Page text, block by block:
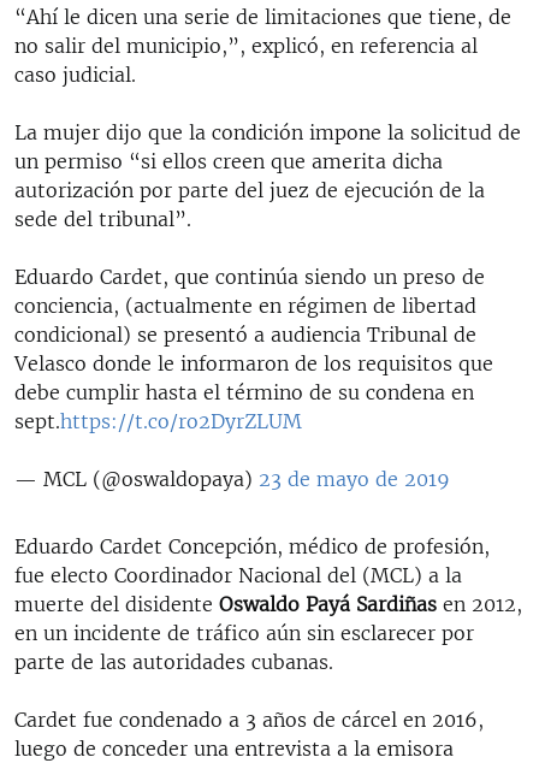
“Ahí le dicen una serie de limitaciones que tiene, de
no salir del municipio,”, explicó, en referencia al
caso judicial.
La mujer dijo que la condición impone la solicitud de
un permiso “si ellos creen que amerita dicha
autorización por parte del juez de ejecución de la
sede del tribunal”.
Eduardo Cardet, que continúa siendo un preso de
conciencia, (actualmente en régimen de libertad
condicional) se presentó a audiencia Tribunal de
Velasco donde le informaron de los requisitos que
debe cumplir hasta el término de su condena en
sept.https://t.co/ro2DyrZLUM
— MCL (@oswaldopaya) 23 de mayo de 2019
Eduardo Cardet Concepción, médico de profesión,
fue electo Coordinador Nacional del (MCL) a la
muerte del disidente Oswaldo Payá Sardiñas en 2012,
en un incidente de tráfico aún sin esclarecer por
parte de las autoridades cubanas.
Cardet fue condenado a 3 años de cárcel en 2016,
luego de conceder una entrevista a la emisora